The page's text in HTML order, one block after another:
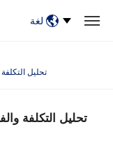
لغة
تحليل
تحليل التكلفة